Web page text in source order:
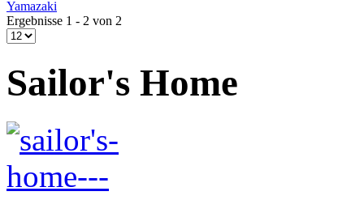
Yamazaki
Ergebnisse 1 - 2 von 2
Sailor's Home